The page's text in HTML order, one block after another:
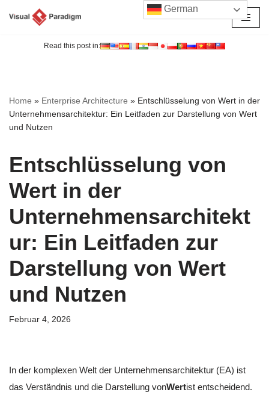
Read this post in:
Home » Enterprise Architecture » Entschlüsselung von Wert in der
Unternehmensarchitektur: Ein Leitfaden zur Darstellung von Wert
und Nutzen
Entschlüsselung von
Wert in der
Unternehmensarchitekt
ur: Ein Leitfaden zur
Darstellung von Wert
und Nutzen
Februar 4, 2026
In der komplexen Welt der Unternehmensarchitektur (EA) ist
das Verständnis und die Darstellung vonWertist entscheidend.
German